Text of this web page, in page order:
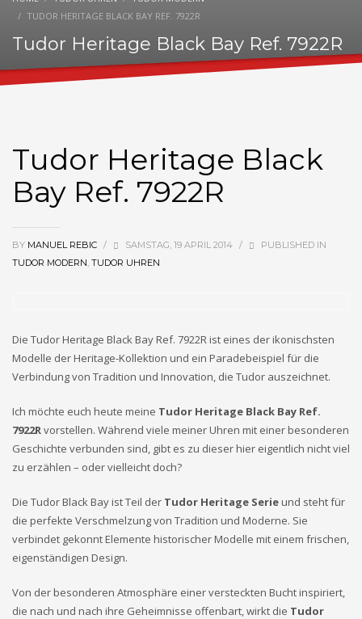
TUDOR HERITAGE BLACK BAY REF. 7922R
Tudor Heritage Black Bay Ref. 7922R
Tudor Heritage Black
Bay Ref. 7922R
BY MANUEL REBIC / SAMSTAG, 19 APRIL 2014 /
PUBLISHED IN
TUDOR MODERN TUDOR UHREN
Die Tudor Heritage Black Bay Ref. 7922R ist eines der ikonischsten
Modelle der Heritage-Kollektion und ein Paradebeispiel für die
Verbindung von Tradition und Innovation, die Tudor auszeichnet.
Ich möchte euch heute meine Tudor Heritage Black Bay Ref.
7922R vorstellen. Während viele meiner Uhren mit einer besonderen
Geschichte verbunden sind, gibt es zu dieser hier eigentlich nicht viel
zu erzählen – oder vielleicht doch?
Die Tudor Black Bay ist Teil der Tudor Heritage Serieund steht für
die perfekte Verschmelzung von Tradition und Moderne. Sie
verbindet gekonnt Elemente historischer Modelle mit einem frischen,
eigenständigen Design.
Von der besonderen Atmosphäre einer versteckten Bucht inspiriert,
die nach und nach ihre Geheimnisse offenbart, wirkt die Tudor